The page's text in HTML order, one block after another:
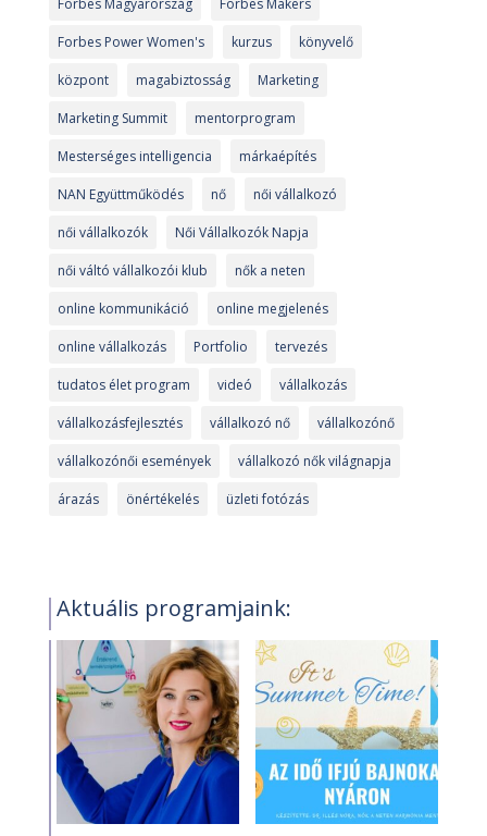
Forbes Power Women's kurzus könyvelő
központ magabiztosság Marketing
Marketing Summit mentorprogram
Mesterséges intelligencia márkaépítés
NAN Együttműködés nő női vállalkozó
női vállalkozók Női Vállalkozók Napja
női váltó vállalkozói klub nők a neten
online kommunikáció online megjelenés
online vállalkozás Portfolio tervezés
tudatos élet program videó vállalkozás
vállalkozásfejlesztés vállalkozó nő vállalkozónő
vállalkozónői események vállalkozó nők világnapja
árazás önértékelés üzleti fotózás
Aktuális programjaink: